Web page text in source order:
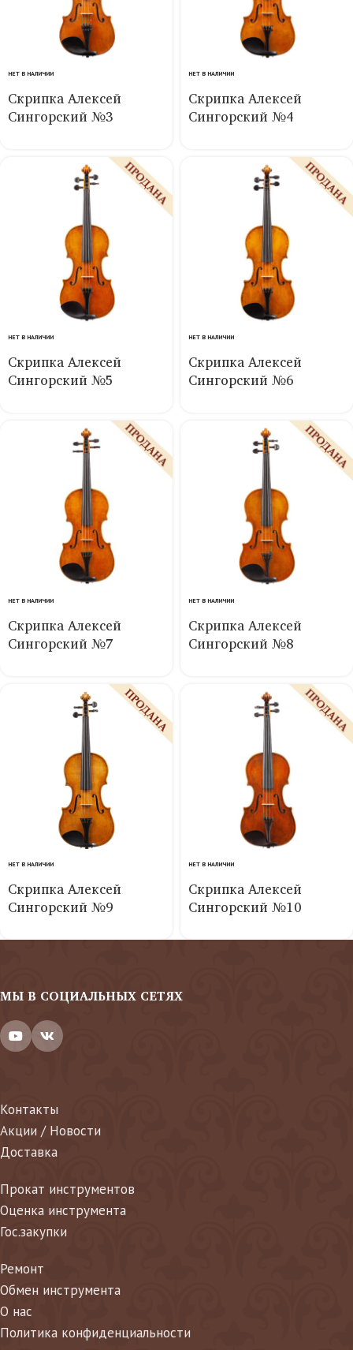
НЕТ В НАЛИЧИИ
Скрипка Алексей
Сингорский №3
НЕТ В НАЛИЧИИ
Скрипка Алексей
Сингорский №4
НЕТ В НАЛИЧИИ
Скрипка Алексей
Сингорский №5
НЕТ В НАЛИЧИИ
Скрипка Алексей
Сингорский №6
НЕТ В НАЛИЧИИ
Скрипка Алексей
Сингорский №7
НЕТ В НАЛИЧИИ
Скрипка Алексей
Сингорский №8
НЕТ В НАЛИЧИИ
Скрипка Алексей
Сингорский №9
НЕТ В НАЛИЧИИ
Скрипка Алексей
Сингорский №10
МЫ В СОЦИАЛЬНЫХ СЕТЯХ
Контакты
Акции / Новости
Доставка
Прокат инструментов
Оценка инструмента
Гос.закупки
Ремонт
Обмен инструмента
О нас
Политика конфиденциальности